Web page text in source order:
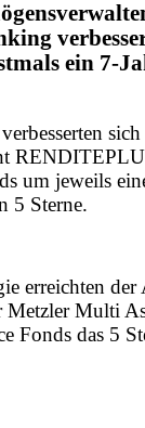
ein 7-
um jeweils
5 Sterne.
erreichten
Metzler Multi
Fonds das 5